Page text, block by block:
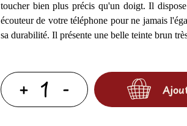
toucher bien plus précis qu'un doigt. Il
écouteur de votre téléphone pour ne jamais
sa durabilité. Il présente une belle teinte brun